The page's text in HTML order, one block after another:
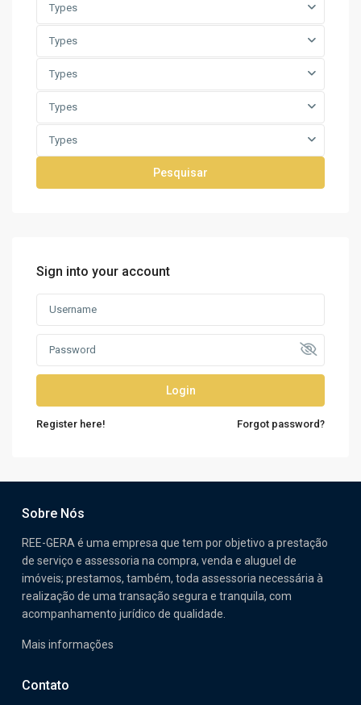
Types
Types
Types
Types
Types
Pesquisar
Sign into your account
Login
Register here! Forgot password?
Sobre Nós
REE-GERA é uma empresa que tem por objetivo a prestação
de serviço e assessoria na compra, venda e aluguel de
imóveis; prestamos, também, toda assessoria necessária à
realização de uma transação segura e tranquila, com
acompanhamento jurídico de qualidade.
Mais informações
Contato